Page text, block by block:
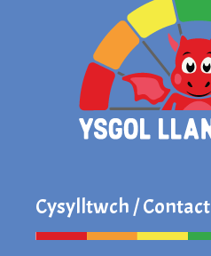
Cysylltwch / Contact